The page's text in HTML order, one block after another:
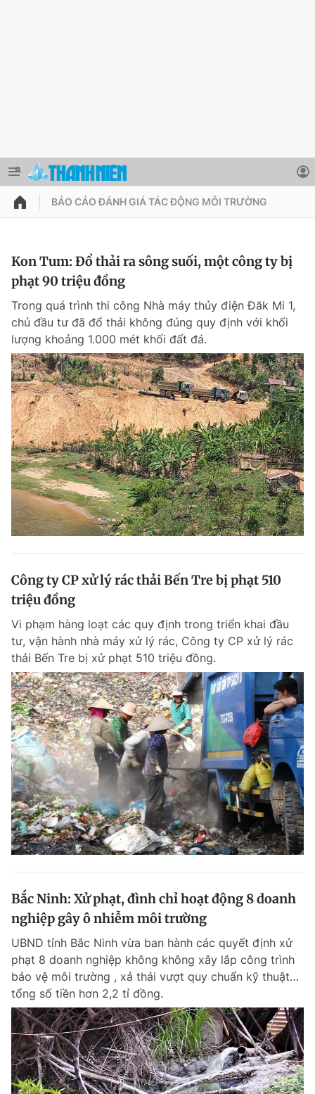
QUẢNG CÁO
Chuyên mục khác
Chào ngày mới Tin 24h
Tin thị trường Tin 360
Video Magazine
Sản phẩm khác
Tiện ích Bạn cần biết
Thông tin tòa soạn Liên hệ quảng cáo
Đọc Thanh Niên trên điện thoại
Theo dõi báo trên
Hotline
0906 645 777
Liên hệ quảng cáo
0908 780 404
Đặt báo Quảng cáo RSS Tòa soạn Chính sách bảo
Phó tổng biên tập thường trực: Hải Thành
Phó tổng biên tập: Lâm Hiếu Dũng
Phó tổng biên tập: Trần Việt Hưng
Giấy phép xuất bản số 110/GP - BTTTT cấp ngày 24.3.2020
© 2003-2026 Bản quyền thuộc về Báo Thanh Niên. Cấm sao chép
dưới mọi hình thức nếu không có sự chấp thuận bằng văn bản.
Phát triển bởi ePi Technologies, JSC.
Thông tin tài khoản
Đổi mật khẩu
Tin đã lưu
Tin đã xem
Đăng xuất
BÁO CÁO ĐÁNH GIÁ TÁC ĐỘNG MÔI TRƯỜNG
Kon Tum: Đổ thải ra sông suối, một công ty bị
phạt 90 triệu đồng
Trong quá trình thi công Nhà máy thủy điện Đăk Mi 1,
chủ đầu tư đã đổ thải không đúng quy định với khối
lượng khoảng 1.000 mét khối đất đá.
Công ty CP xử lý rác thải Bến Tre bị phạt 510
triệu đồng
Vi phạm hàng loạt các quy định trong triển khai đầu
tư, vận hành nhà máy xử lý rác, Công ty CP xử lý rác
thải Bến Tre bị xử phạt 510 triệu đồng.
Bắc Ninh: Xử phạt, đình chỉ hoạt động 8 doanh
nghiệp gây ô nhiễm môi trường
UBND tỉnh Bắc Ninh vừa ban hành các quyết định xử
phạt 8 doanh nghiệp không không xây lắp công trình
bảo vệ môi trường , xả thải vượt quy chuẩn kỹ thuật…
tổng số tiền hơn 2,2 tỉ đồng.